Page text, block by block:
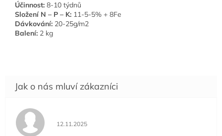
Účinnost: 8-10 týdnů
Složení N – P – K: 11-5-5% + 8Fe
Dávkování: 20-25g/m2
Balení: 2 kg
Hodnocení obchodu je 5 z 5 hvězdiček.
12.11.2025